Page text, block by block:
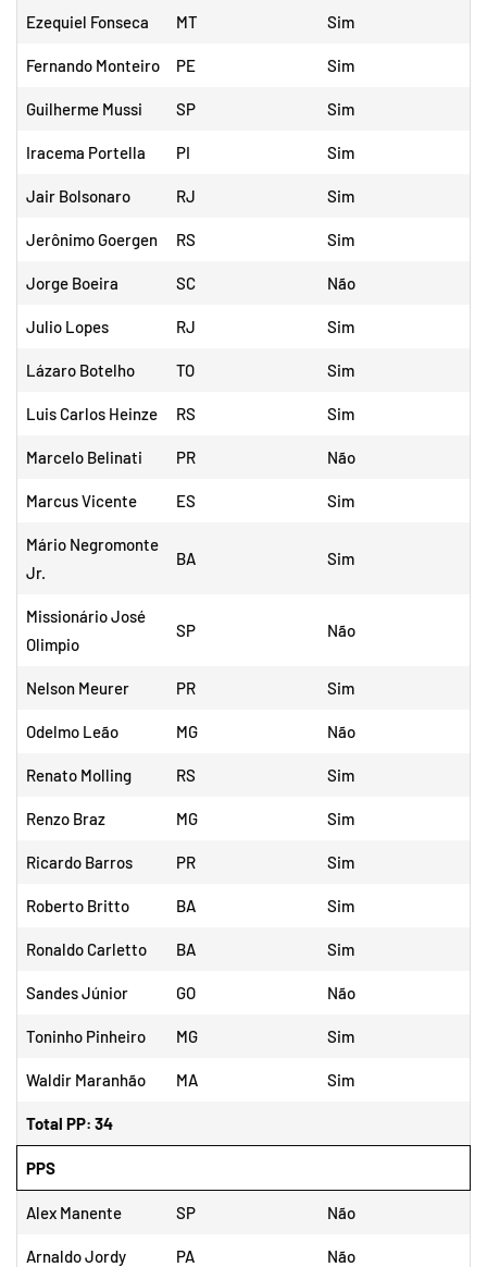
Ezequiel Fonseca MT Sim
Fernando Monteiro PE Sim
Guilherme Mussi SP Sim
Iracema Portella PI Sim
Jair Bolsonaro RJ Sim
Jerônimo Goergen RS Sim
Jorge Boeira SC Não
Julio Lopes RJ Sim
Lázaro Botelho TO Sim
Luis Carlos Heinze RS Sim
Marcelo Belinati PR Não
Marcus Vicente ES Sim
Mário Negromonte
Jr.
BA Sim
Missionário José
Olimpio
SP Não
Nelson Meurer PR Sim
Odelmo Leão MG Não
Renato Molling RS Sim
Renzo Braz MG Sim
Ricardo Barros PR Sim
Roberto Britto BA Sim
Ronaldo Carletto BA Sim
Sandes Júnior GO Não
Toninho Pinheiro MG Sim
Waldir Maranhão MA Sim
Total PP: 34
PPS
Alex Manente SP Não
Arnaldo Jordy PA Não